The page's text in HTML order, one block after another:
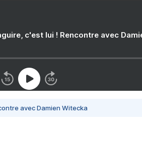
c'est lui ! Rencontre avec
avec Damien Witecka